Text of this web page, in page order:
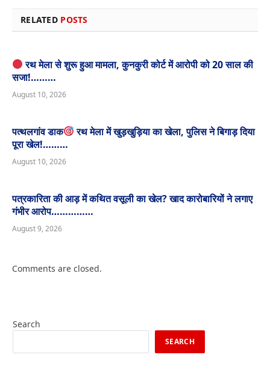
RELATED POSTS
रथ मेला से शुरू हुआ मामला, कुनकुरी कोर्ट में आरोपी को 20 साल की
सजा!………
August 10, 2026
पत्थलगांव डाक
रथ मेला में खुड़खुड़िया का खेला, पुलिस ने बिगाड़ दिया
पूरा खेल!………
August 10, 2026
पत्रकारिता की आड़ में कथित वसूली का खेल? खाद कारोबारियों ने लगाए
गंभीर आरोप……………
August 9, 2026
Comments are closed.
Search
SEARCH